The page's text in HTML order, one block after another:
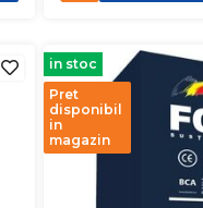
in stoc
Pret
disponibil
in
magazin